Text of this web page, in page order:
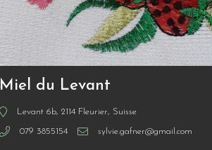
Miel du Levant
Levant 6b, 2114 Fleurier, Suisse
079 3855154 sylvie.gafner@gmail.com